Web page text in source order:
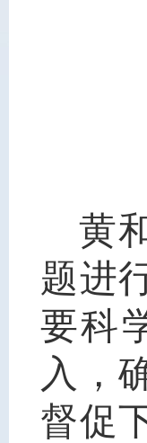
黄
题进
要科
入，
督促